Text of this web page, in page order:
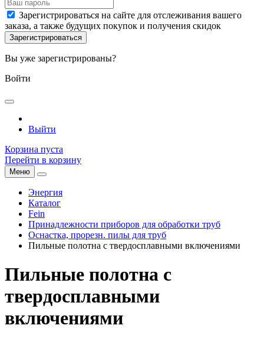
Зарегистрироваться на сайте для отслеживания вашего
заказа, а также будущих покупок и получения скидок
Вы уже зарегистрированы?
Войти
Выйти
Корзина пуста
Перейти в корзину
Меню
Энергия
Каталог
Fein
Принадлежности приборов для обработки труб
Оснастка, прорезн. пилы для труб
Пильные полотна с твердосплавными включениями
Пильные полотна с
твердосплавными
включениями